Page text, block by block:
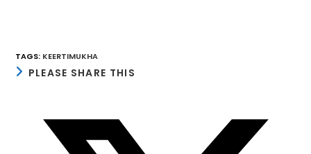
TAGS: KEERTIMUKHA
PLEASE SHARE THIS